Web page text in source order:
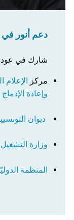
دعم أنور في
شارك في عودة
مركز الإعلام
وإعادة الإدماج
ديوان
وزارة
المنظمة